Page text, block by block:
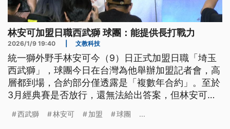
林安可加盟日職西武獅 球團：能提供長打戰力
2026/1/9 19:40 文教科技
統一獅外野手林安可今（9）日正式加盟日職「埼玉
西武獅」，球團今日在台灣為他舉辦加盟記者會，高
層都到場，合約部分僅透露是「複數年合約」。至於
3月經典賽是否放行，還無法給出答案，但林安可透
投手鄧愷威，則透過經紀公司發表聲明，經審慎考
西武獅 林安可 加盟 球團 ...